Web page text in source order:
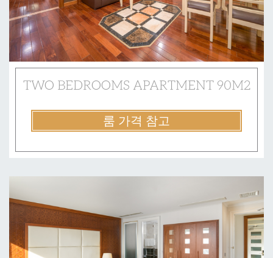
TWO BEDROOMS APARTMENT 90M2
룸 가격 참고